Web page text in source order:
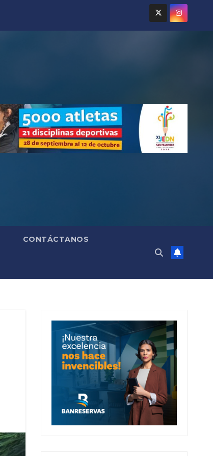
CONTÁCTANOS